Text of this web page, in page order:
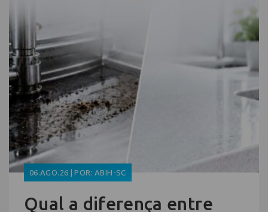
06.AGO.26 | POR: ABIH-SC
Qual a diferença entre